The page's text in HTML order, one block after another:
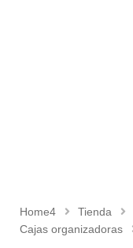
Home4 Tienda
Cajas organizadoras